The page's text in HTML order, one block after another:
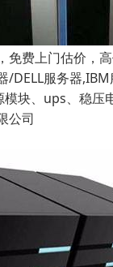
免费上门估价，
/DELL服务器
块、ups、稳压
公司